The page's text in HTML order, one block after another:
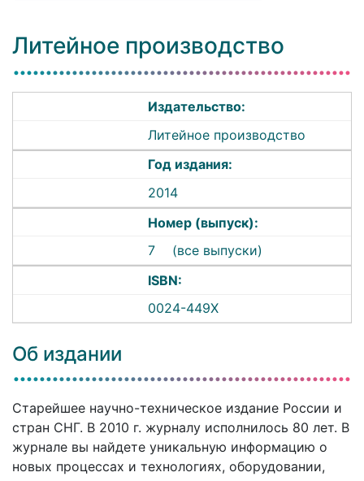
Литейное производство
Издательство:
Литейное производство
Год издания:
2014
Номер (выпуск):
7
(все выпуски)
ISBN:
0024-449X
Об издании
Старейшее научно-техническое издание России и
стран СНГ. В 2010 г. журналу исполнилось 80 лет. В
журнале вы найдете уникальную информацию о
новых процессах и технологиях, оборудовании,